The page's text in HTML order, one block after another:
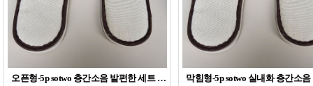
오픈형-5p sotwo 층간소음 발편한 세트 일회용 일회용슬리퍼 실내용슬리퍼
막힘형-5p sotwo 실내화 층간소